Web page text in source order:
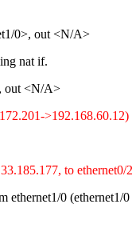
0>, out <N/A>
nat if.
out <N/A>
to ethernet0/2
ethernet1/0 (ethernet1/